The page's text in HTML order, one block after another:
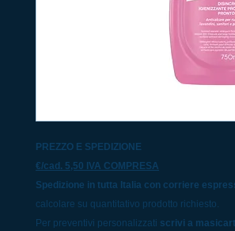
PREZZO E SPEDIZIONE
€/cad. 5,50 IVA COMPRESA
Spedizione in tutta Italia con corriere
calcolare su quantitativo prodotto richiesto.
Per preventivi personalizzati scrivi a